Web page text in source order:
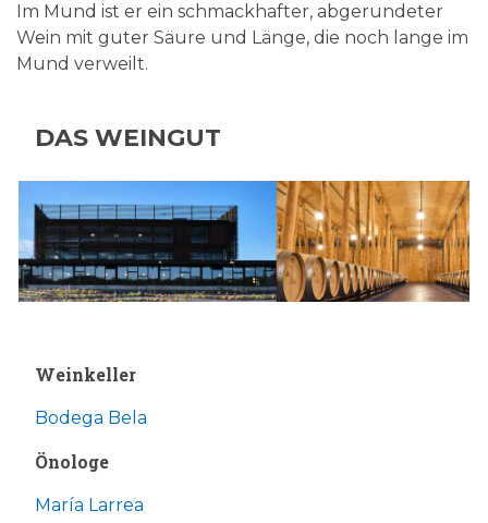
Im Mund ist er ein schmackhafter, abgerundeter
Wein mit guter Säure und Länge, die noch lange im
Mund verweilt.
DAS WEINGUT
Weinkeller
Bodega Bela
Önologe
María Larrea